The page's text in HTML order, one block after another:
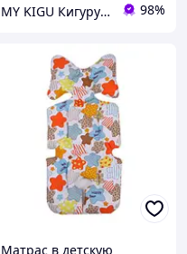
MY KIGU Кигуруми для всей семьи! 98%
Матрас в детскую